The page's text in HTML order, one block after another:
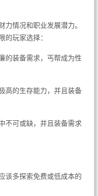
力情况和职业发展潜力。
的玩家选择：
的装备需求，丐帮成为性
高的生存能力，并且装备
不可或缺，并且装备需求
该多探索免费或低成本的